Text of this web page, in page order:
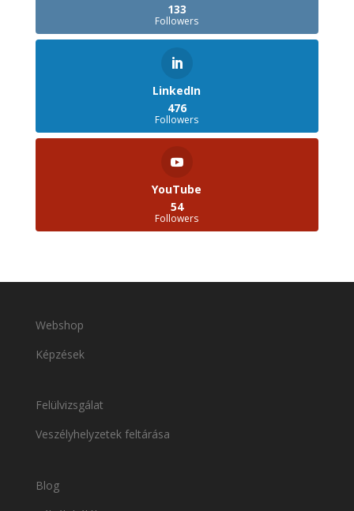
133
Followers
LinkedIn
476
Followers
YouTube
54
Followers
Webshop
Képzések
Felülvizsgálat
Veszélyhelyzetek feltárása
Blog